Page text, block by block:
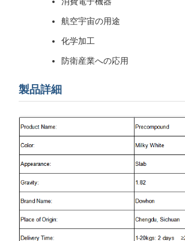
航空宇宙の用途
化学加工
防衛産業への応用
製品詳細